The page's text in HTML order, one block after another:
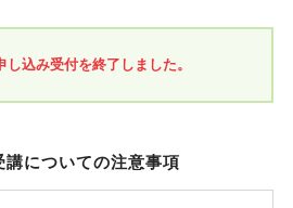
し込み受付を終了しました。
講についての注意事項